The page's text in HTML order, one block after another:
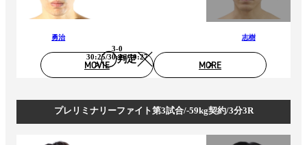
勇治
判定
3-0
30:25/30:26/30:27
志樹
MOVIE MORE
プレリミナリーファイト第3試合/-59kg契約/3分3R